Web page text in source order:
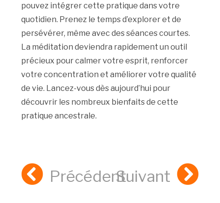
pouvez intégrer cette pratique dans votre
quotidien. Prenez le temps d’explorer et de
persévérer, même avec des séances courtes.
La méditation deviendra rapidement un outil
précieux pour calmer votre esprit, renforcer
votre concentration et améliorer votre qualité
de vie. Lancez-vous dès aujourd’hui pour
découvrir les nombreux bienfaits de cette
pratique ancestrale.
PrécédentSuivant